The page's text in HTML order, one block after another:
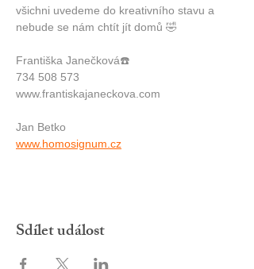
všichni uvedeme do kreativního stavu a
nebude se nám chtít jít domů 🤣
Františka Janečková☎️
734 508 573
www.frantiskajaneckova.com
Jan Betko
www.homosignum.cz
Sdílet událost